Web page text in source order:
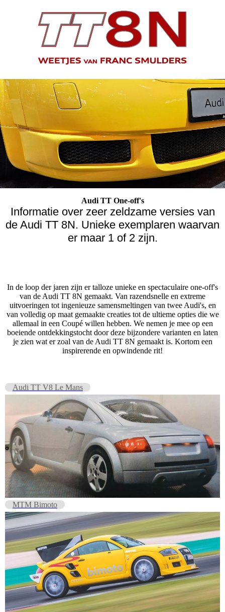
Audi TT One-off's
Informatie over zeer zeldzame versies van
de Audi TT 8N. Unieke exemplaren waarvan
er maar 1 of 2 zijn.
In de loop der jaren zijn er talloze unieke en spectaculaire one-off's
van de Audi TT 8N gemaakt. Van razendsnelle en extreme
uitvoeringen tot ingenieuze samensmeltingen van twee Audi's, en
van volledig op maat gemaakte creaties tot de ultieme opties die we
allemaal in een Coupé willen hebben. We nemen je mee op een
boeiende ontdekkingstocht door deze bijzondere varianten en laten
je zien wat er zoal van de Audi TT 8N gemaakt is. Kortom een
inspirerende en opwindende rit!
Audi TT V8 Le Mans
MTM Bimoto